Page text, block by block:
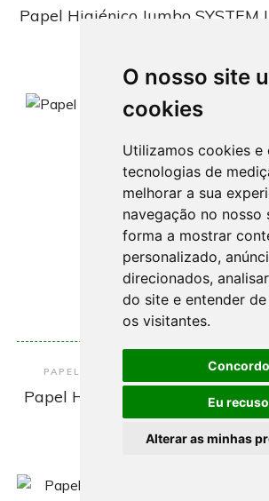
O nosso site
cookies
Utilizamos cookies e
tecnologias de
melhorar a sua
navegação no nosso
forma a mostrar
personalizado,
direcionados,
do site e entender
os visitantes.
Concordo
Eu recuso
Alterar as minhas
Papel Higiénico Jumbo SYSTEM
Encomendar
PAPEL INDUSTRIAL – CANAL
Papel Higiénico Jumbo Pasta
Joker
s/consulta